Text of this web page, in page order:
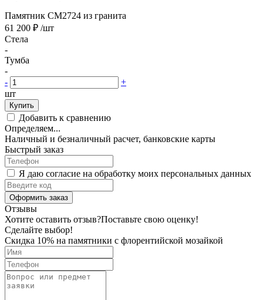
Памятник CM2724 из гранита
61 200 ₽ /шт
Стела
-
Тумба
-
-
+
шт
Купить
Добавить к сравнению
Определяем...
Наличный и безналичный расчет, банковские карты
Быстрый заказ
Я даю согласие на обработку моих персональных данных
Оформить заказ
Отзывы
Хотите оставить отзыв?Поставьте свою оценку!
Сделайте выбор!
Скидка 10% на памятники с флорентийской мозайкой